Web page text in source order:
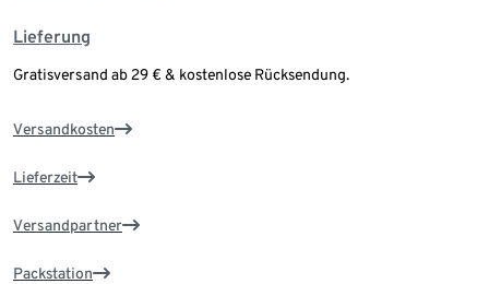
Lieferung
Gratisversand ab 29 € & kostenlose Rücksendung.
Versandkosten
Lieferzeit
Versandpartner
Packstation